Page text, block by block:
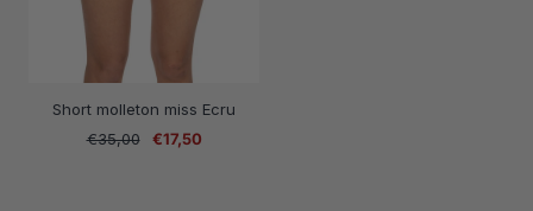
Short molleton miss Ecru
Prix
€35,00
Prix
€17,50